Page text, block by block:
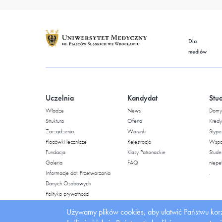
Dla
mediów
Uczelnia
Władze
Struktura
Zarządzenia
Placówki lecznicze
Fundacja
Galeria
Informacje dot. Przetwarzania
Danych Osobowych
Polityka prywatności
Kandydat
News
Oferta
Warunki
Rejestracja
Klasy Patronackie
FAQ
.
Używamy plików cookies, aby ułatwić Państwu